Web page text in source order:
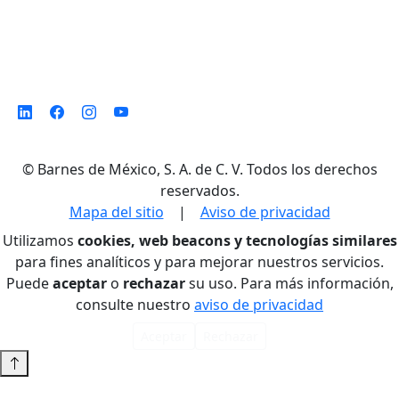
© Barnes de México, S. A. de C. V. Todos los derechos
reservados.
Mapa del sitio | Aviso de privacidad
Utilizamos cookies, web beacons y tecnologías similares
para fines analíticos y para mejorar nuestros servicios.
Puedeaceptaro rechazarsu uso. Para más información,
consulte nuestro aviso de privacidad